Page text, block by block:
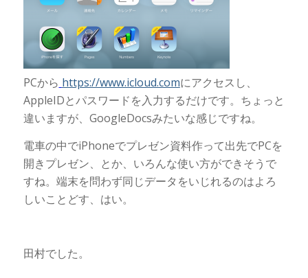
PCから https://www.icloud.comにアクセスし、
AppleIDとパスワードを入力するだけです。ちょっと
違いますが、GoogleDocsみたいな感じですね。
電車の中でiPhoneでプレゼン資料作って出先でPCを
開きプレゼン、とか、いろんな使い方ができそうで
すね。端末を問わず同じデータをいじれるのはよろ
しいことどす、はい。
田村でした。